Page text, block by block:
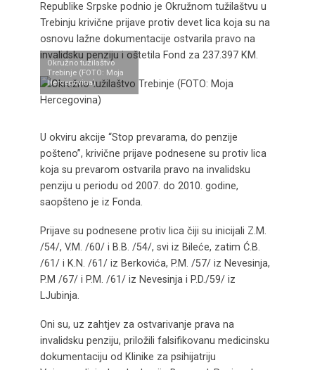
Republike Srpske podnio je Okružnom tužilaštvu u
Trebinju krivične prijave protiv devet lica koja su na
osnovu lažne dokumentacije ostvarila pravo na
invalidsku penziju i oštetila Fond za 237.397 KM.
Okružno tužilaštvo
Trebinje (FOTO: Moja
Hercegovina)
U okviru akcije “Stop prevarama, do penzije
pošteno”, krivične prijave podnesene su protiv lica
koja su prevarom ostvarila pravo na invalidsku
penziju u periodu od 2007. do 2010. godine,
saopšteno je iz Fonda.
Prijave su podnesene protiv lica čiji su inicijali Z.M.
/54/, V.M. /60/ i B.B. /54/, svi iz Bileće, zatim Ć.B.
/61/ i K.N. /61/ iz Berkovića, P.M. /57/ iz Nevesinja,
P.M /67/ i P.M. /61/ iz Nevesinja i P.D./59/ iz
LJubinja.
Oni su, uz zahtjev za ostvarivanje prava na
invalidsku penziju, priložili falsifikovanu medicinsku
dokumentaciju od Klinike za psihijatriju